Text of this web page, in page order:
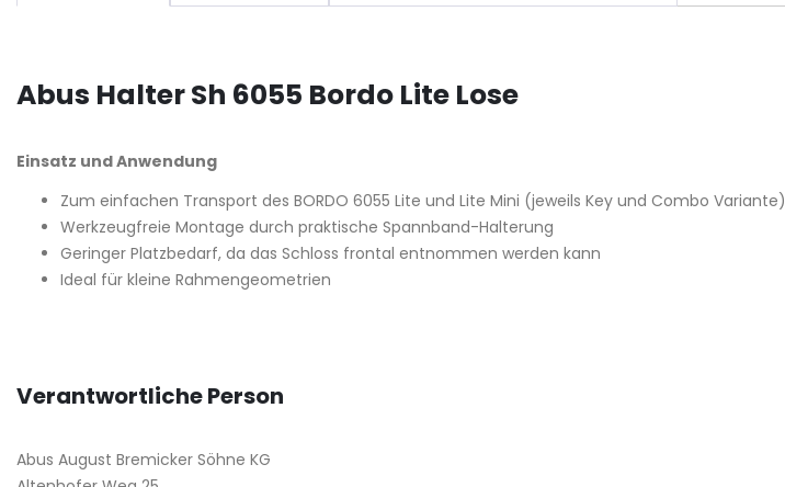
Abus Halter Sh 6055 Bordo Lite Lose
Einsatz und Anwendung
Zum einfachen Transport des BORDO 6055 Lite und Lite Mini (jeweils Key und Combo Variante)
Werkzeugfreie Montage durch praktische Spannband-Halterung
Geringer Platzbedarf, da das Schloss frontal entnommen werden kann
Ideal für kleine Rahmengeometrien
Verantwortliche Person
Abus August Bremicker Söhne KG